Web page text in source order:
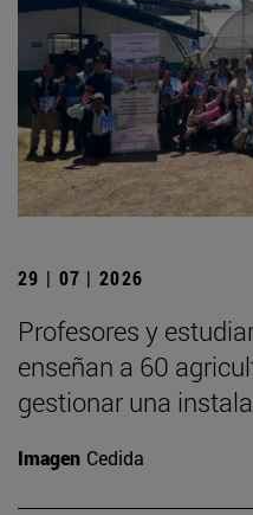
29 | 07 | 2026
Profesores y
enseñan a 60
gestionar una
Imagen Cedida